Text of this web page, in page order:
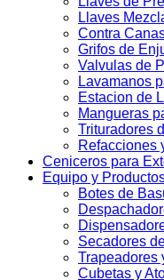
Llaves
Contra
Grifos de
Valvulas de
Lavamanos
Estacion de
Mangueras
Trituradores
Refacciones
Ceniceros para
Equipo y
Botes de
Secadores
Trapeadores
Cubetas y